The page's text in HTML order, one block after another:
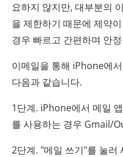
요하지 않지만, 대부분의
을 제한하기 때문에 제약
경우 빠르고 간편하며 안
이메일을 통해 iPhone에
다음과 같습니다.
1단계. iPhone에서 메일
를 사용하는 경우 Gmail/
2단계. "메일 쓰기"를 눌러